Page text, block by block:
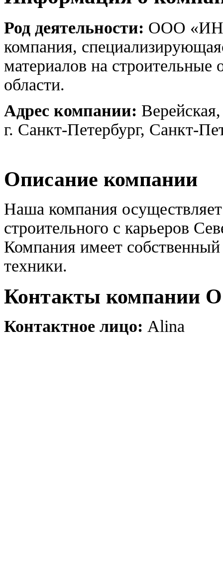
Род деятельности: ООО
компания,
материалов на
области.
Адрес компании:
г. Санкт-Петербург, Санкт-
Описание компании
Наша компания
строительного с карьеров
Компания имеет
техники.
Контакты
Контактное лицо: Alina